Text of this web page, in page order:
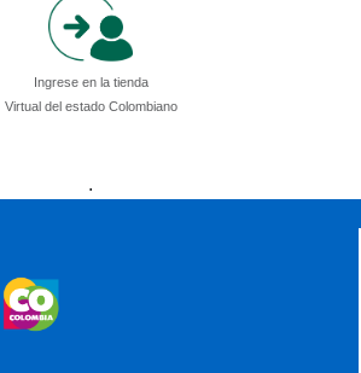
Ingrese en la tienda
Virtual del estado Colombiano
MinRelaciones
MinHacienda
.